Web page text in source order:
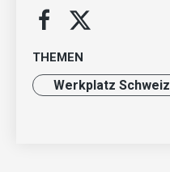
THEMEN
Werkplatz Schweiz